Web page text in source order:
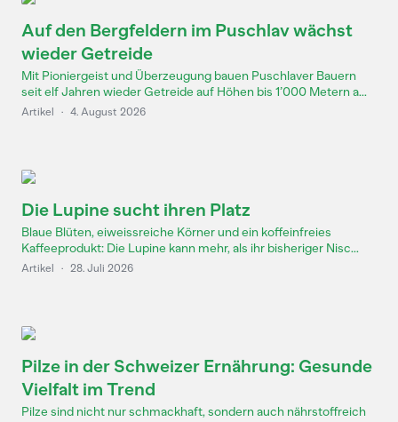
Auf den Bergfeldern im Puschlav wächst
wieder Getreide
Mit Pioniergeist und Überzeugung bauen Puschlaver Bauern
seit elf Jahren wieder Getreide auf Höhen bis 1’000 Metern a...
Artikel · 4. August 2026
Die Lupine sucht ihren Platz
Blaue Blüten, eiweissreiche Körner und ein koffeinfreies
Kaffeeprodukt: Die Lupine kann mehr, als ihr bisheriger Nisc...
Artikel · 28. Juli 2026
Pilze in der Schweizer Ernährung: Gesunde
Vielfalt im Trend
Pilze sind nicht nur schmackhaft, sondern auch nährstoffreich